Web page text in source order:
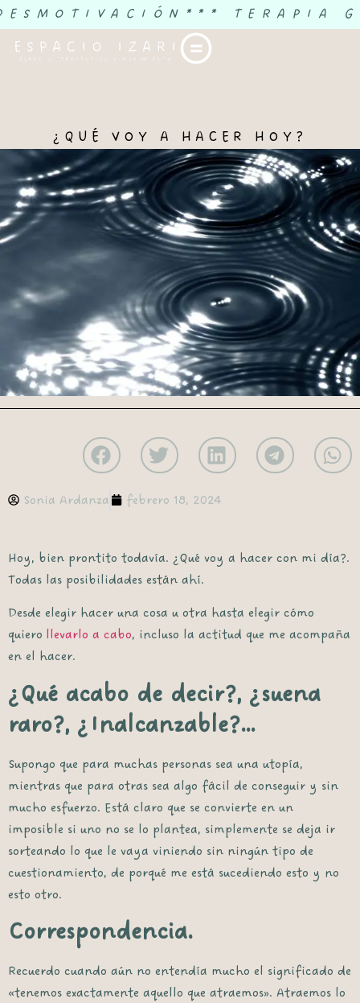
*** TERAPIA
¿QUÉ VOY A HACER HOY?
Sonia Ardanza febrero 18, 2024
Hoy, bien prontito todavía. ¿Qué voy a hacer con mi día?.
Todas las posibilidades están ahí.
Desde elegir hacer una cosa u otra hasta elegir cómo
quiero llevarlo a cabo, incluso la actitud que me acompaña
en el hacer.
¿Qué acabo de decir?, ¿suena
raro?, ¿Inalcanzable?…
Supongo que para muchas personas sea una utopía,
mientras que para otras sea algo fácil de conseguir y sin
mucho esfuerzo. Está claro que se convierte en un
imposible si uno no se lo plantea, simplemente se deja ir
sorteando lo que le vaya viniendo sin ningún tipo de
cuestionamiento, de porqué me está sucediendo esto y no
esto otro.
Correspondencia.
Recuerdo cuando aún no entendía mucho el significado de
«tenemos exactamente aquello que atraemos». Atraemos lo